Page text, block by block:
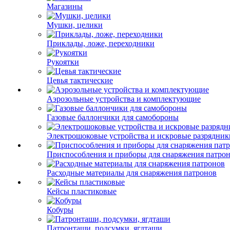
Магазины
Мушки, целики
Приклады, ложе, переходники
Рукоятки
Цевья тактические
Аэрозольные устройства и комплектующие
Газовые баллончики для самобороны
Электрошоковые устройства и искровые
Приспособления и приборы для снаряжения
Расходные материалы для снаряжения патронов
Кейсы пластиковые
Кобуры
Патронташи, подсумки, ягдташи